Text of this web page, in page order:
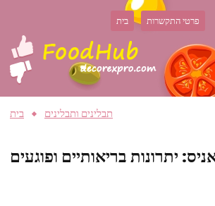
בית פרטי התקשרות
בית תבלינים ותבלינים
יתרונות בריאותיים ופוגעים